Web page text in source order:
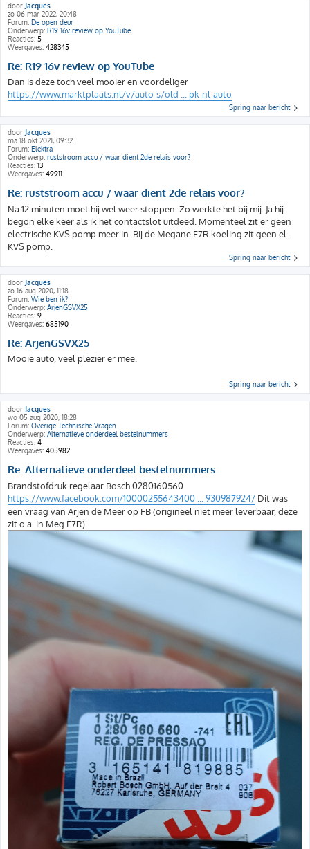
door Jacques
zo 06 mar 2022, 20:48
Forum: De open deur
Onderwerp: R19 16v review op YouTube
Reacties: 5
Weergaves: 428345
Re: R19 16v review op YouTube
Dan is deze toch veel mooier en voordeliger
https://www.marktplaats.nl/v/auto-s/old ... pk-nl-auto
Spring naar bericht
door Jacques
ma 18 okt 2021, 09:32
Forum: Elektra
Onderwerp: ruststroom accu / waar dient 2de relais voor?
Reacties: 13
Weergaves: 49911
Re: ruststroom accu / waar dient 2de relais voor?
Na 12 minuten moet hij wel weer stoppen. Zo werkte het bij mij. Ja hij
begon elke keer als ik het contactslot uitdeed. Momenteel zit er geen
electrische KVS pomp meer in. Bij de Megane F7R koeling zit geen el.
KVS pomp.
Spring naar bericht
door Jacques
zo 16 aug 2020, 11:18
Forum: Wie ben ik?
Onderwerp: ArjenGSVX25
Reacties: 9
Weergaves: 685190
Re: ArjenGSVX25
Mooie auto, veel plezier er mee.
Spring naar bericht
door Jacques
wo 05 aug 2020, 18:28
Forum: Overige Technische Vragen
Onderwerp: Alternatieve onderdeel bestelnummers
Reacties: 4
Weergaves: 405982
Re: Alternatieve onderdeel bestelnummers
Brandstofdruk regelaar Bosch 0280160560
https://www.facebook.com/10000255643400 ... 930987924/ Dit was
een vraag van Arjen de Meer op FB (origineel niet meer leverbaar, deze
zit o.a. in Meg F7R)